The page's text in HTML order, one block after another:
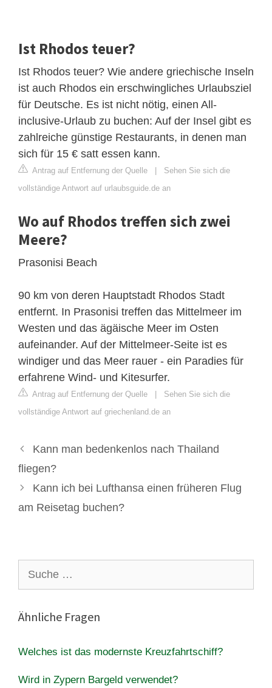
Ist Rhodos teuer?
Ist Rhodos teuer? Wie andere griechische Inseln
ist auch Rhodos ein erschwingliches Urlaubsziel
für Deutsche. Es ist nicht nötig, einen All-
inclusive-Urlaub zu buchen: Auf der Insel gibt es
zahlreiche günstige Restaurants, in denen man
sich für 15 € satt essen kann.
Antrag auf Entfernung der Quelle | Sehen Sie sich die
vollständige Antwort auf urlaubsguide.de an
Wo auf Rhodos treffen sich zwei
Meere?
Prasonisi Beach
90 km von deren Hauptstadt Rhodos Stadt
entfernt. In Prasonisi treffen das Mittelmeer im
Westen und das ägäische Meer im Osten
aufeinander. Auf der Mittelmeer-Seite ist es
windiger und das Meer rauer - ein Paradies für
erfahrene Wind- und Kitesurfer.
Antrag auf Entfernung der Quelle | Sehen Sie sich die
vollständige Antwort auf griechenland.de an
Kann man bedenkenlos nach Thailand
fliegen?
Kann ich bei Lufthansa einen früheren Flug
am Reisetag buchen?
nach:
Ähnliche Fragen
Welches ist das modernste Kreuzfahrtschiff?
Wird in Zypern Bargeld verwendet?